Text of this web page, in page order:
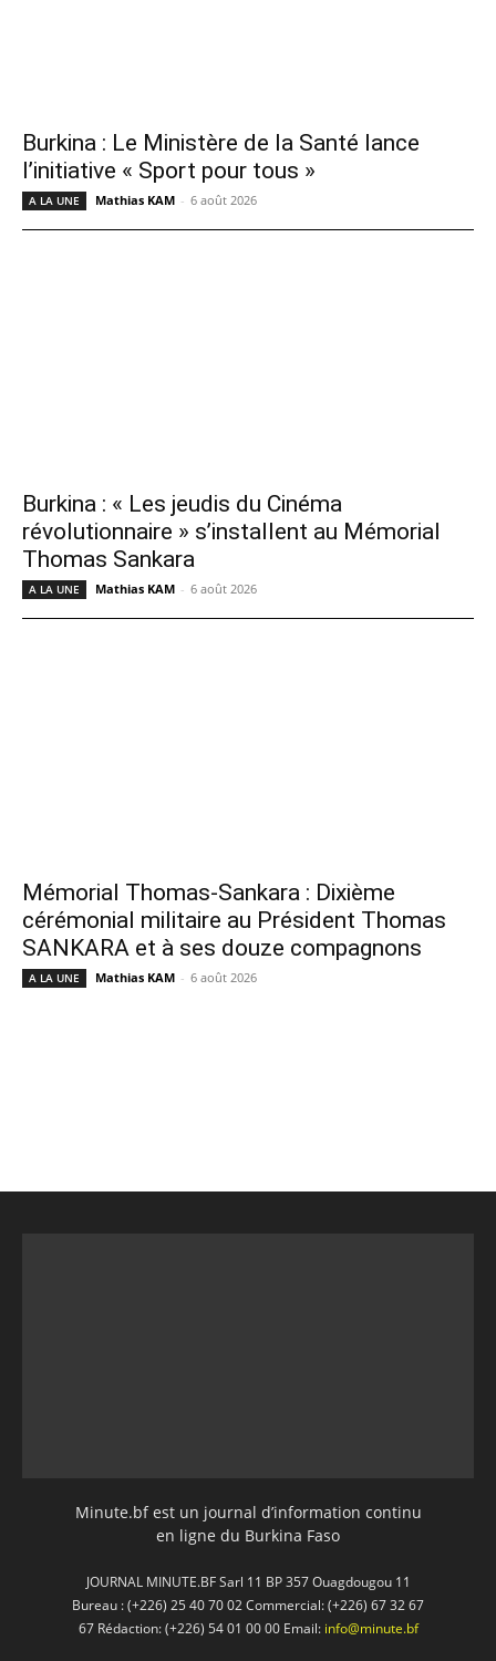
Burkina : Le Ministère de la Santé lance
l’initiative « Sport pour tous »
A LA UNE Mathias KAM - 6 août 2026
Burkina : « Les jeudis du Cinéma
révolutionnaire » s’installent au Mémorial
Thomas Sankara
A LA UNE Mathias KAM - 6 août 2026
Mémorial Thomas-Sankara : Dixième
cérémonial militaire au Président Thomas
SANKARA et à ses douze compagnons
A LA UNE Mathias KAM - 6 août 2026
Minute.bf est un journal d’information continu
en ligne du Burkina Faso
JOURNAL MINUTE.BF Sarl 11 BP 357 Ouagdougou 11
Bureau : (+226) 25 40 70 02 Commercial: (+226) 67 32 67
67 Rédaction: (+226) 54 01 00 00 Email: info@minute.bf